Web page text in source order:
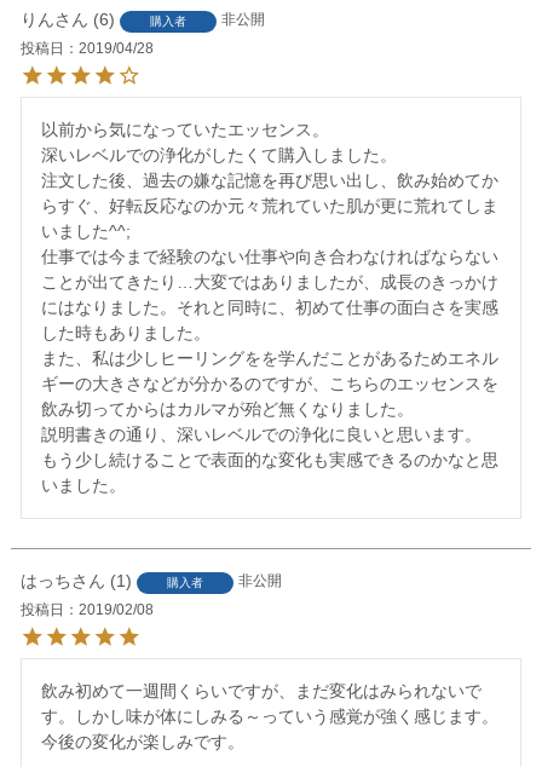
りん 6 購入者
非公開
投稿日
2019/04/28
以前から気になっていたエッセンス。
深いレベルでの浄化がしたくて購入しました。
注文した後、過去の嫌な記憶を再び思い出し、飲み始めてか
らすぐ、好転反応なのか元々荒れていた肌が更に荒れてしま
いました^^;
仕事では今まで経験のない仕事や向き合わなければならない
ことが出てきたり…大変ではありましたが、成長のきっかけ
にはなりました。それと同時に、初めて仕事の面白さを実感
した時もありました。
また、私は少しヒーリングをを学んだことがあるためエネル
ギーの大きさなどが分かるのですが、こちらのエッセンスを
飲み切ってからはカルマが殆ど無くなりました。
説明書きの通り、深いレベルでの浄化に良いと思います。
もう少し続けることで表面的な変化も実感できるのかなと思
いました。
はっち 1 購入者
非公開
投稿日
2019/02/08
飲み初めて一週間くらいですが、まだ変化はみられないで
す。しかし味が体にしみる～っていう感覚が強く感じます。
今後の変化が楽しみです。